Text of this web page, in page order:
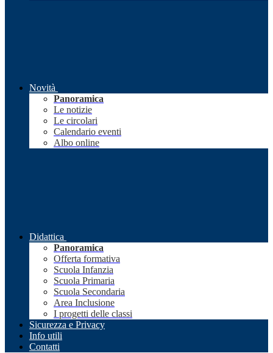
Novità
Panoramica
Le notizie
Le circolari
Calendario eventi
Albo online
Didattica
Panoramica
Offerta formativa
Scuola Infanzia
Scuola Primaria
Scuola Secondaria
Area Inclusione
I progetti delle classi
Sicurezza e Privacy
Info utili
Contatti